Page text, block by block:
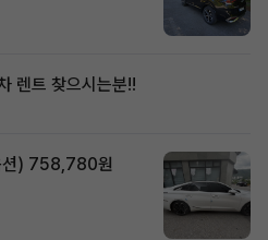
렌트 찾으시는분!!
션) 758,780원